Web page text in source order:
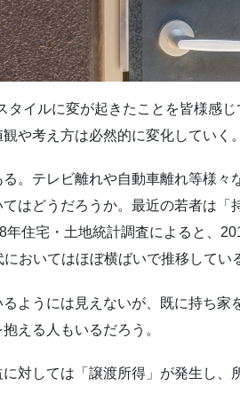
タイルに変が起きたことを皆様感
や考え方は必然的に変化していく。
。テレビ離れや自動車離れ等様々
はどうだろうか。最近の若者は「
年住宅・土地統計調査によると、
おいてはほぼ横ばいで推移してい
ようには見えないが、既に持ち家
える人もいるだろう。
対しては「譲渡所得」が発生し、